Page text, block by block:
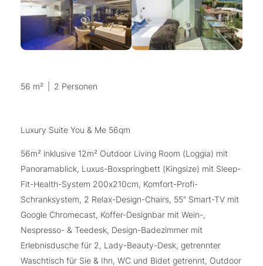
56 m² 2 Personen
Luxury Suite You & Me 56qm
56m² inklusive 12m² Outdoor Living Room (Loggia) mit
Panoramablick, Luxus-Boxspringbett (Kingsize) mit Sleep-
Fit-Health-System 200x210cm, Komfort-Profi-
Schranksystem, 2 Relax-Design-Chairs, 55" Smart-TV mit
Google Chromecast, Koffer-Designbar mit Wein-,
Nespresso- & Teedesk, Design-Badezimmer mit
Erlebnisdusche für 2, Lady-Beauty-Desk, getrennter
Waschtisch für Sie & Ihn, WC und Bidet getrennt, Outdoor